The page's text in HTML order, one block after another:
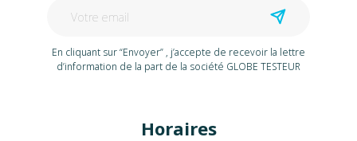
En cliquant sur “Envoyer” , j’accepte de recevoir la lettre
d’information de la part de la société GLOBE TESTEUR
Horaires